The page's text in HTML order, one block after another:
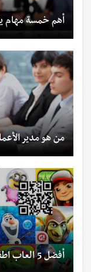
أهم خمسة مهام
من هو مدير
أفضل 5 العاب اطفال على الإطلاق